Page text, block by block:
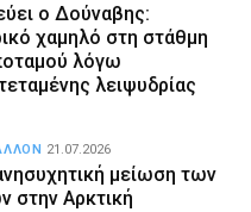
ο Δούναβης:
χαμηλό στη στάθμη
λόγω
λειψυδρίας
μείωση των
στην Αρκτική
21.07.2026